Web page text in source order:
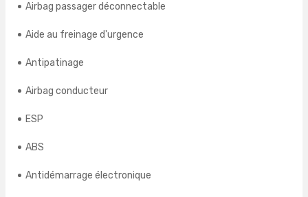
Airbag passager déconnectable
Aide au freinage d'urgence
Antipatinage
Airbag conducteur
ESP
ABS
Antidémarrage électronique